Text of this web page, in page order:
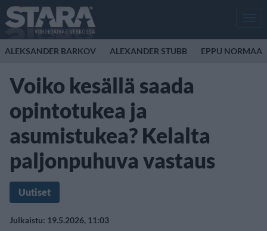
ALEKSANDER BARKOV ALEXANDER STUBB EPPU
Voiko kesällä saada
opintotukea ja
asumistukea? Kelalta
paljonpuhuva vastaus
Uutiset
Julkaistu: 19.5.2026, 11:03